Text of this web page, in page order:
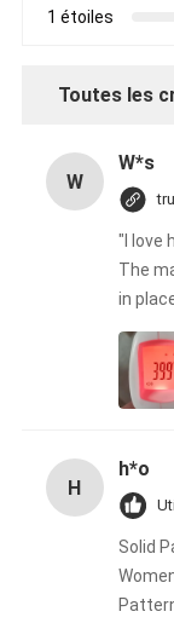
1 étoiles
Toutes les
W
W*s
"I love
The
in
H
h*o
Solid